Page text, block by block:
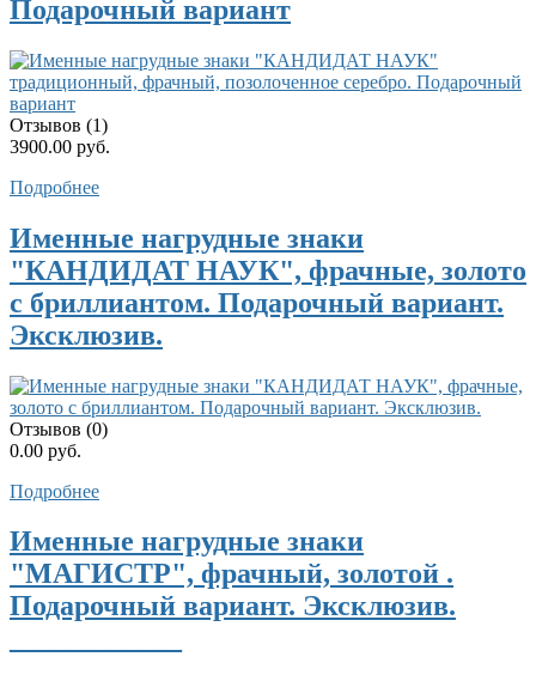
Подарочный вариант
Отзывов (1)
3900.00 руб.
Подробнее
Именные нагрудные знаки
"КАНДИДАТ НАУК", фрачные, золото
с бриллиантом. Подарочный вариант.
Эксклюзив.
Отзывов (0)
0.00 руб.
Подробнее
Именные нагрудные знаки
"МАГИСТР", фрачный, золотой .
Подарочный вариант. Эксклюзив.